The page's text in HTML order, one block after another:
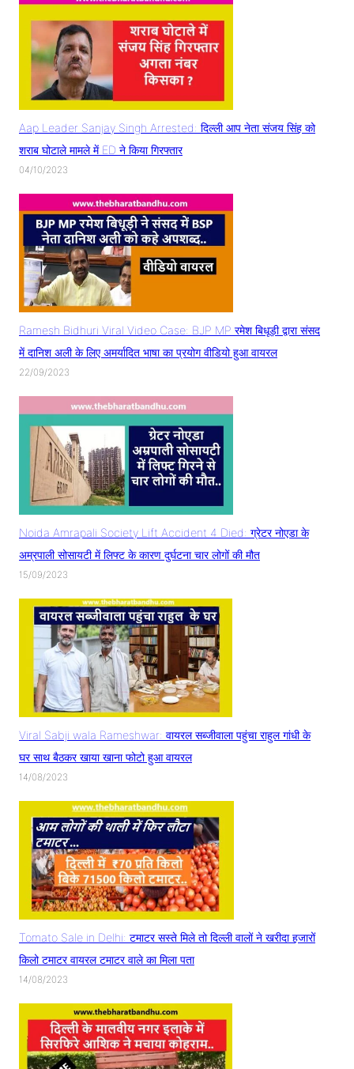
Aap Leader Sanjay Singh Arrested: दिल्ली आप नेता संजय सिंह को
शराब घोटाले मामले में ED ने किया गिरफ्तार
04/10/2023
Ramesh Bidhuri Viral Video Case: BJP MP रमेश बिधूड़ी द्वारा संसद
में दानिश अली के लिए अमर्यादित भाषा का प्रयोग वीडियो हुआ वायरल
22/09/2023
Noida Amrapali Society Lift Accident 4 Died: ग्रेटर नोएडा के
अम्रपाली सोसायटी में लिफ्ट के कारण दुर्घटना चार लोगों की मौत
15/09/2023
Viral Sabji wala Rameshwar: वायरल सब्जीवाला पहुंचा राहुल गांधी के
घर साथ बैठकर खाया खाना फोटो हुआ वायरल
14/08/2023
Tomato Sale in Delhi: टमाटर सस्ते मिले तो दिल्ली वालों ने खरीदा हजारों
किलो टमाटर वायरल टमाटर वाले का मिला पता
14/08/2023